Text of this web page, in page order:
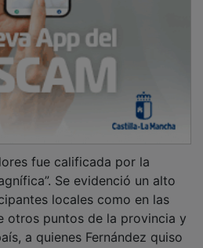
fue calificada por la
Se evidenció un alto
locales como en las
otros puntos de la provincia y
a quienes Fernández quiso
“Les tenemos que abrir